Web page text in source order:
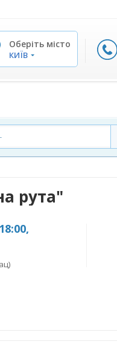
Оберіть місто
КИЇВ
рута"